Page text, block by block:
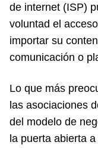
de internet (ISP)
voluntad el
importar su
comunicación o
Lo que más
las asociaciones
del modelo de
la puerta abierta